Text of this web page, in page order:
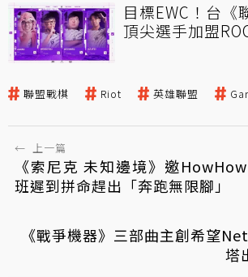
目標EWC！台《
頂尖選手加盟
聯盟戰棋 Riot 英雄聯盟
← 上一篇
《索尼克 未知邊境》邀
班遲到拼命趕出「奔跑無限腳」
《戰爭機器》三部曲主創希望
塔